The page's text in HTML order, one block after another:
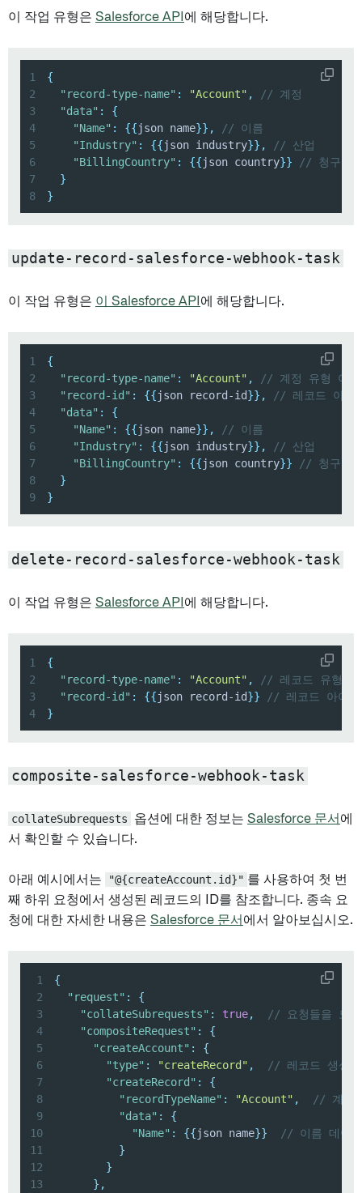
이 작업 유형은 Salesforce API 에 해당합니다.
1
{
2
"record-type-name" : "Account" ,
// 계정
3
"data" :
{
4
"Name" : {{json name}} ,
// 이름
5
"Industry" : {{json industry}} ,
// 산업
6
"BillingCountry" : {{json country}}
// 청구 국
7
}
8
}
update-record-salesforce-webhook-task
이 작업 유형은 이 Salesforce API 에 해당합니다.
1
{
2
"record-type-name" : "Account" ,
// 계정 유형 이름
3
"record-id" : {{json record-id}} ,
// 레코드 아이
4
"data" :
{
5
"Name" : {{json name}} ,
// 이름
6
"Industry" : {{json industry}} ,
// 산업
7
"BillingCountry" : {{json country}}
// 청구 국
8
}
9
}
delete-record-salesforce-webhook-task
이 작업 유형은 Salesforce API 에 해당합니다.
1
{
2
"record-type-name" : "Account" ,
// 레코드 유형
3
"record-id" : {{json record-id}}
// 레코드 아이디
4
}
composite-salesforce-webhook-task
collateSubrequests 옵션에 대한 정보는 Salesforce 문서 에
서 확인할 수 있습니다.
아래 예시에서는 "@{createAccount.id}" 를 사용하여 첫 번
째 하위 요청에서 생성된 레코드의 ID를 참조합니다. 종속 요
청에 대한 자세한 내용은 Salesforce 문서 에서 알아보십시오.
1
{
2
"request" :
{
3
"collateSubrequests" : true,
// 요청들을 모
4
"compositeRequest" :
{
5
"createAccount" :
{
6
"type" : "createRecord" ,
// 레코드 생성
7
"createRecord" :
{
8
"recordTypeName" : "Account" ,
// 계정
9
"data" :
{
10
"Name" : {{json name}}
// 이름 데이터
11
}
12
}
13
} ,